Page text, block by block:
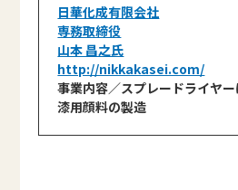
日華化成有限会社
専務取締役
山本 昌之氏
http://nikkakasei.com/
事業内容／スプレードライヤー
漆用顔料の製造